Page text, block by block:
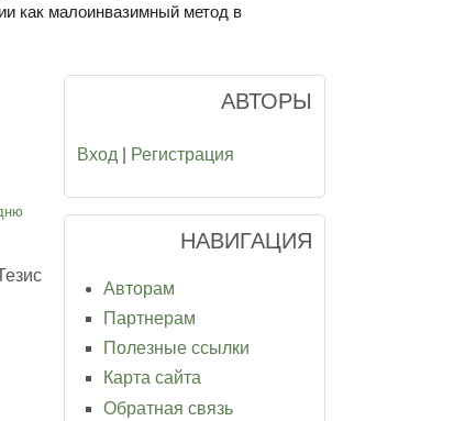
как малоинвазимный метод в
АВТОРЫ
Вход Регистрация
НАВИГАЦИЯ
Авторам
Партнерам
Полезные ссылки
Карта сайта
Обратная связь